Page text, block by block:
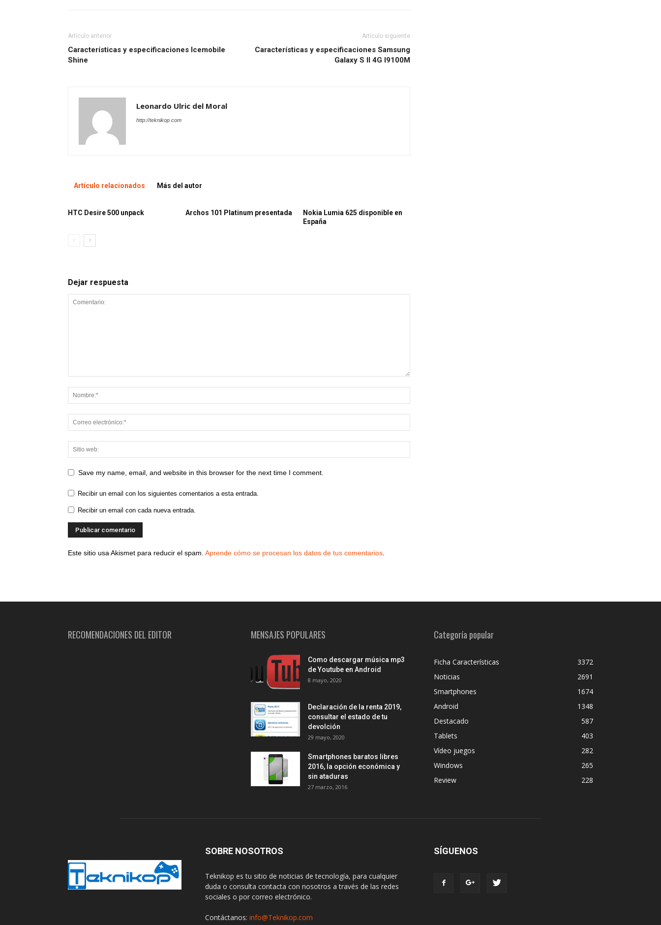
Artículo anterior
Características y especificaciones Icemobile
Shine
Artículo siguiente
Características y especificaciones Samsung
Galaxy S II 4G I9100M
Leonardo Ulric del Moral
http://teknikop.com
Artículo relacionados Más del autor
HTC Desire 500 unpack Archos 101 Platinum presentada
Nokia Lumia 625 disponible en
España
Dejar respuesta
Save my name, email, and website in this browser for the next time I comment.
Recibir un email con los siguientes comentarios a esta entrada.
Recibir un email con cada nueva entrada.
Este sitio usa Akismet para reducir el spam. Aprende cómo se procesan los datos de tus comentarios
RECOMENDACIONES DEL EDITOR MENSAJES POPULARES
Como descargar música mp3
de Youtube en Android
8 mayo, 2020
Declaración de la renta 2019,
consultar el estado de tu
devolción
29 mayo, 2020
Smartphones baratos libres
2016, la opción económica y
sin ataduras
27 marzo, 2016
Categoría popular
Ficha Características
3372
Noticias
2691
Smartphones
1674
Android
1348
Destacado
587
Tablets
403
Vídeo juegos
282
Windows
265
Review
228
SOBRE NOSOTROS
Teknikop es tu sitio de noticias de tecnología, para cualquier
duda o consulta contacta con nosotros a través de las redes
sociales o por correo electrónico.
Contáctanos: info@Teknikop.com
SÍGUENOS